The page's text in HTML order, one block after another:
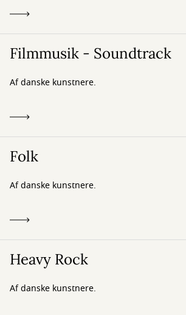
Filmmusik - Soundtrack
Af danske kunstnere.
Folk
Af danske kunstnere.
Heavy Rock
Af danske kunstnere.